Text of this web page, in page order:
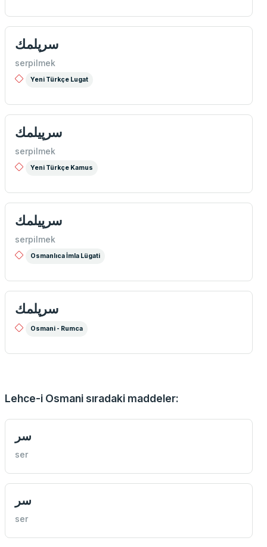
سرپلمك
serpilmek
Yeni Türkçe Lugat
سرپيلمك
serpilmek
Yeni Türkçe Kamus
سرپیلمك
serpilmek
Osmanlıca İmla Lügati
سرپلمك
Osmani - Rumca
Lehce-i Osmani sıradaki maddeler:
سر
ser
سر
ser